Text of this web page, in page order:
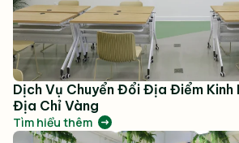
Dịch Vụ Chuyển Đổi Địa Điểm Kinh
Địa Chỉ Vàng
Tìm hiểu thêm